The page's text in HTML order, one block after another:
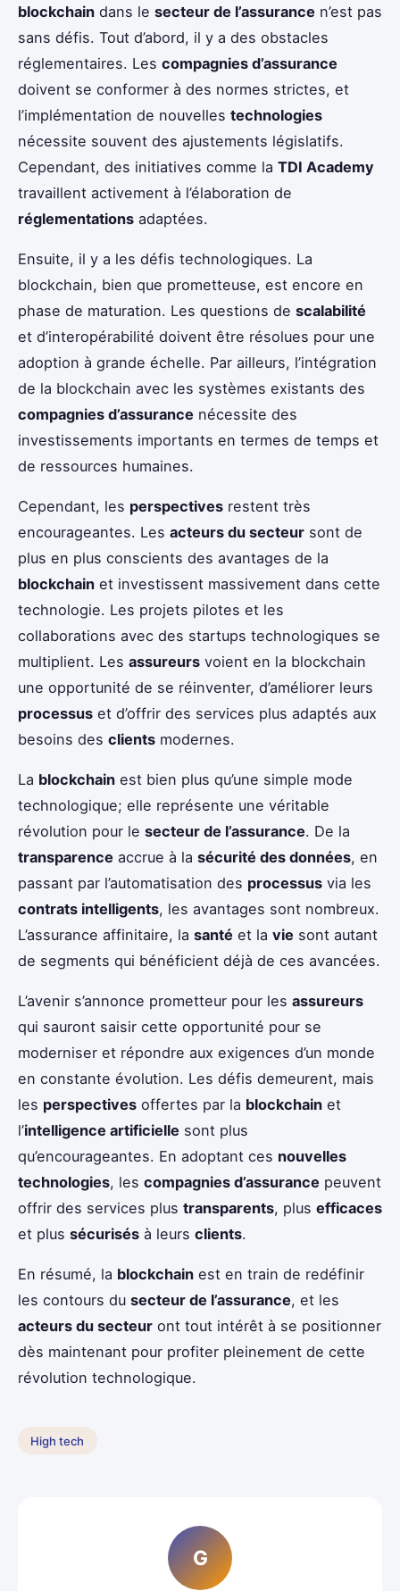
blockchain dans le secteur de l’assurance n’est pas
sans défis. Tout d’abord, il y a des obstacles
réglementaires. Les compagnies d’assurance
doivent se conformer à des normes strictes, et
l’implémentation de nouvelles technologies
nécessite souvent des ajustements législatifs.
Cependant, des initiatives comme la TDI Academy
travaillent activement à l’élaboration de
réglementations adaptées.
Ensuite, il y a les défis technologiques. La
blockchain, bien que prometteuse, est encore en
phase de maturation. Les questions de scalabilité
et d’interopérabilité doivent être résolues pour une
adoption à grande échelle. Par ailleurs, l’intégration
de la blockchain avec les systèmes existants des
compagnies d’assurance nécessite des
investissements importants en termes de temps et
de ressources humaines.
Cependant, les perspectives restent très
encourageantes. Les acteurs du secteur sont de
plus en plus conscients des avantages de la
blockchain et investissent massivement dans cette
technologie. Les projets pilotes et les
collaborations avec des startups technologiques se
multiplient. Les assureurs voient en la blockchain
une opportunité de se réinventer, d’améliorer leurs
processus et d’offrir des services plus adaptés aux
besoins des clients modernes.
La blockchain est bien plus qu’une simple mode
technologique; elle représente une véritable
révolution pour le secteur de l’assurance. De la
transparence accrue à la sécurité des données, en
passant par l’automatisation des processus via les
contrats intelligents, les avantages sont nombreux.
L’assurance affinitaire, la santé et la vie sont autant
de segments qui bénéficient déjà de ces avancées.
L’avenir s’annonce prometteur pour les assureurs
qui sauront saisir cette opportunité pour se
moderniser et répondre aux exigences d’un monde
en constante évolution. Les défis demeurent, mais
les perspectives offertes par la blockchain et
l’intelligence artificielle sont plus
qu’encourageantes. En adoptant ces nouvelles
technologies, les compagnies d’assurance peuvent
offrir des services plus transparents, plus efficaces
et plus sécurisés à leurs clients.
En résumé, la blockchain est en train de redéfinir
les contours du secteur de l’assurance, et les
acteurs du secteur ont tout intérêt à se positionner
dès maintenant pour profiter pleinement de cette
révolution technologique.
High tech
G